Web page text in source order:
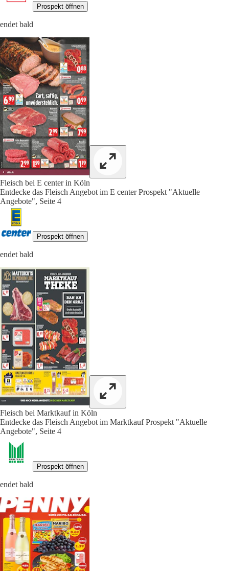
Prospekt öffnen
endet bald
Fleisch bei E center in Köln
Entdecke das Fleisch Angebot im E center Prospekt "Aktuelle
Angebote", Seite 4
Prospekt öffnen
endet bald
Fleisch bei Marktkauf in Köln
Entdecke das Fleisch Angebot im Marktkauf Prospekt "Aktuelle
Angebote", Seite 4
Prospekt öffnen
endet bald